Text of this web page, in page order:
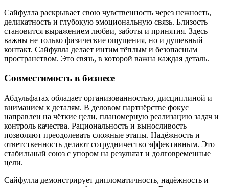
Сайфулла раскрывает свою чувственность через нежность,
деликатность и глубокую эмоциональную связь. Близость
становится выражением любви, заботы и принятия. Здесь
важны не только физические ощущения, но и душевный
контакт. Сайфулла делает интим тёплым и безопасным
пространством. Это связь, в которой важна каждая деталь.
Совместимость в бизнесе
Абдульфатах обладает организованностью, дисциплиной и
вниманием к деталям. В деловом партнёрстве фокус
направлен на чёткие цели, планомерную реализацию задач и
контроль качества. Рациональность и выносливость
позволяют преодолевать сложные этапы. Надёжность и
ответственность делают сотрудничество эффективным. Это
стабильный союз с упором на результат и долговременные
цели.
Сайфулла демонстрирует дипломатичность, надёжность и